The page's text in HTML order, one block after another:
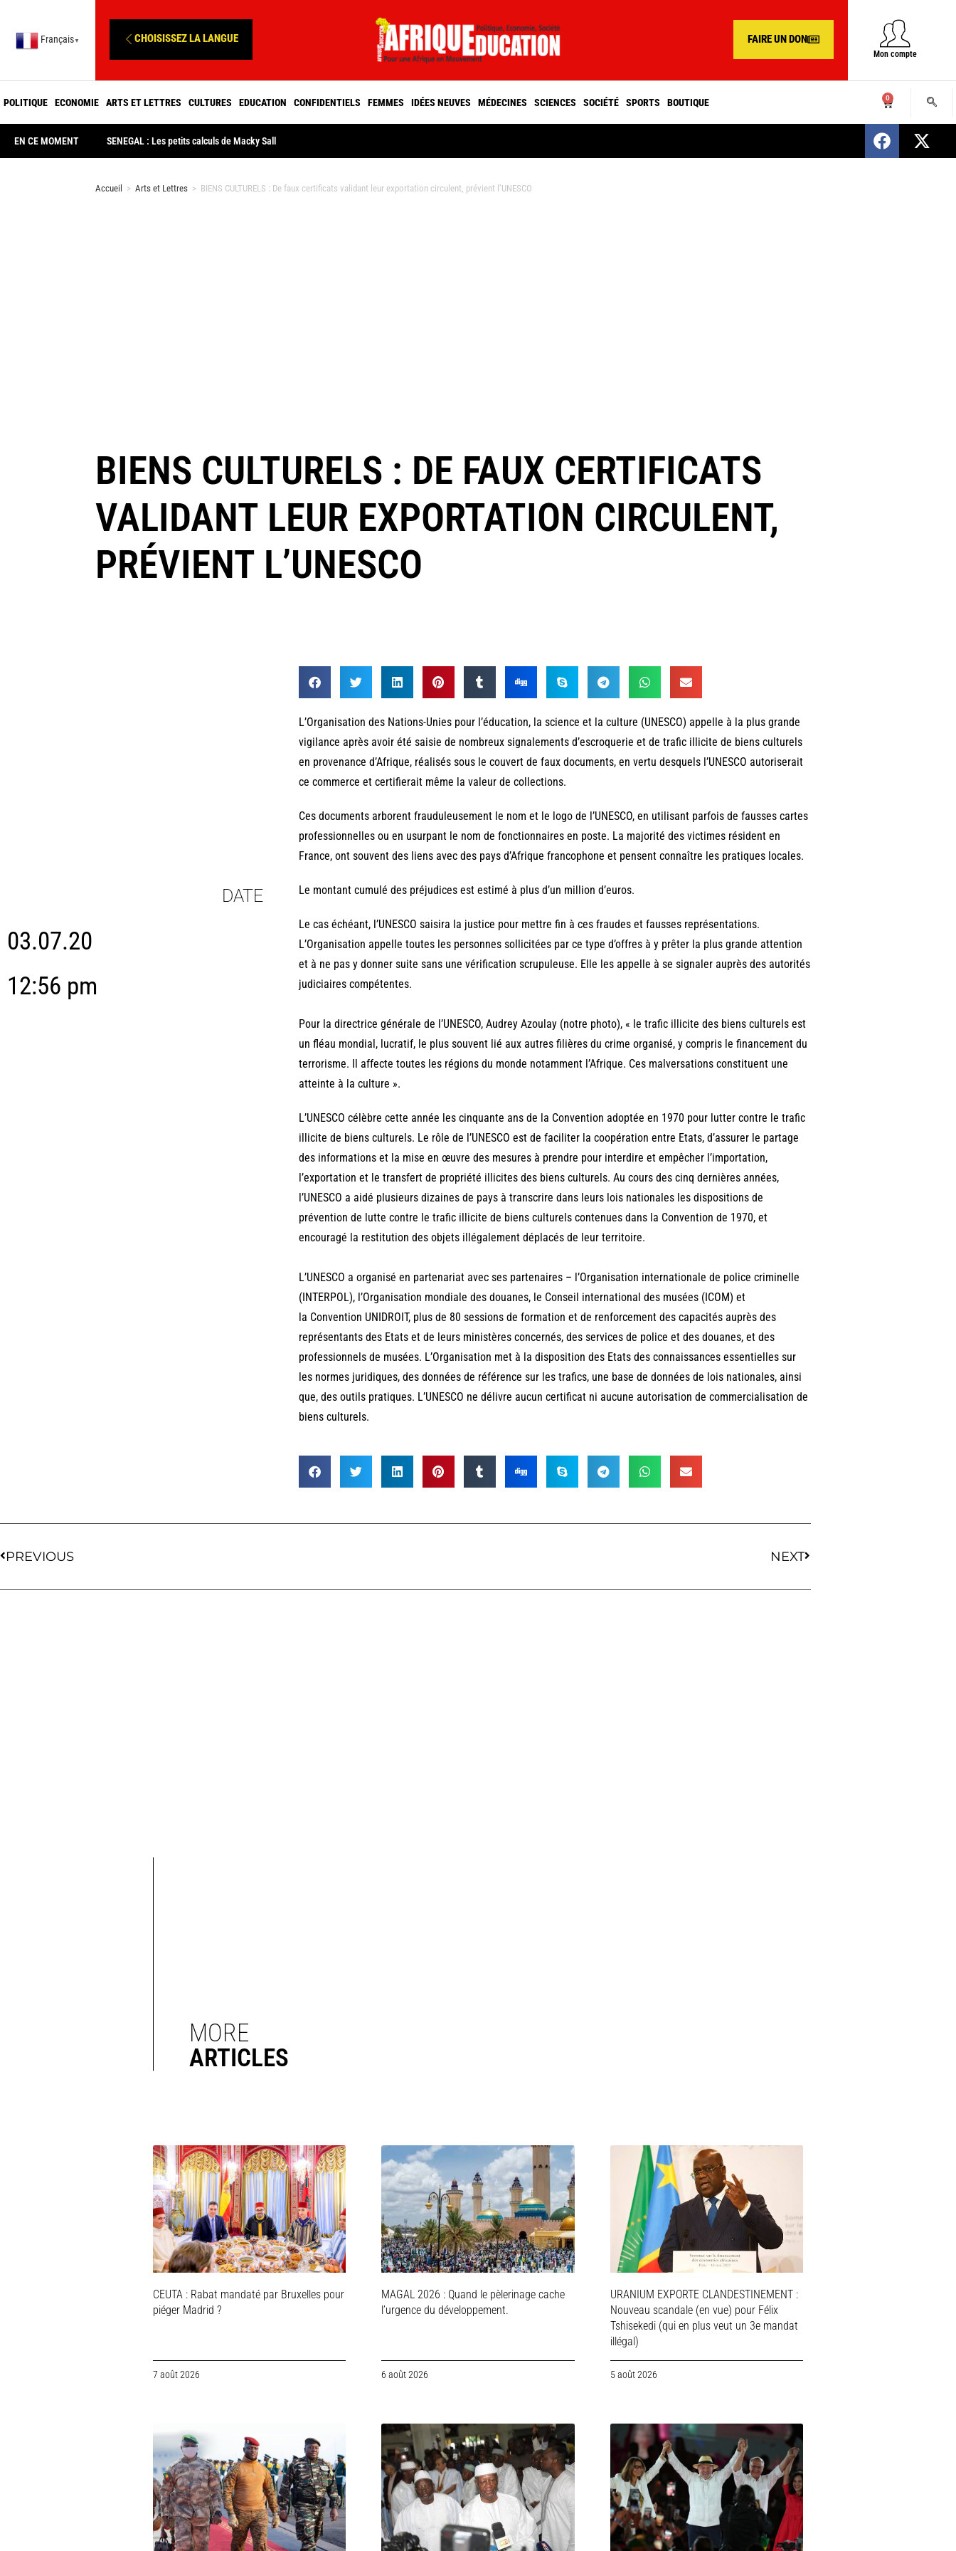
Français ▼ CHOISISSEZ LA LANGUE FAIRE UN DON
Mon compte
POLITIQUE ECONOMIE ARTS ET LETTRES CULTURES EDUCATION CONFIDENTIELS FEMMES IDÉES NEUVES MÉDECINES SCIENCES SOCIÉTÉ SPORTS BOUTIQUE 0
EN CE MOMENT SENEGAL : Les petits calculs de Macky Sall SENEGAL : Nomination d’un nouveau
Accueil > Arts et Lettres > BIENS CULTURELS : De faux certificats validant leur exportation circulent, prévient l’UNESCO
BIENS CULTURELS : DE FAUX CERTIFICATS
VALIDANT LEUR EXPORTATION CIRCULENT,
PRÉVIENT L’UNESCO
DATE
03.07.20
12:56 pm
L’Organisation des Nations-Unies pour l’éducation, la science et la culture (UNESCO) appelle à la plus grande
vigilance après avoir été saisie de nombreux signalements d’escroquerie et de trafic illicite de biens culturels
en provenance d’Afrique, réalisés sous le couvert de faux documents, en vertu desquels l’UNESCO autoriserait
ce commerce et certifierait même la valeur de collections.
Ces documents arborent frauduleusement le nom et le logo de l’UNESCO, en utilisant parfois de fausses cartes
professionnelles ou en usurpant le nom de fonctionnaires en poste. La majorité des victimes résident en
France, ont souvent des liens avec des pays d’Afrique francophone et pensent connaître les pratiques locales.
Le montant cumulé des préjudices est estimé à plus d’un million d’euros.
Le cas échéant, l’UNESCO saisira la justice pour mettre fin à ces fraudes et fausses représentations.
L’Organisation appelle toutes les personnes sollicitées par ce type d’offres à y prêter la plus grande attention
et à ne pas y donner suite sans une vérification scrupuleuse. Elle les appelle à se signaler auprès des autorités
judiciaires compétentes.
Pour la directrice générale de l’UNESCO, Audrey Azoulay (notre photo), « le trafic illicite des biens culturels est
un fléau mondial, lucratif, le plus souvent lié aux autres filières du crime organisé, y compris le financement du
terrorisme. Il affecte toutes les régions du monde notamment l’Afrique. Ces malversations constituent une
atteinte à la culture ».
L’UNESCO célèbre cette année les cinquante ans de la Convention adoptée en 1970 pour lutter contre le trafic
illicite de biens culturels. Le rôle de l’UNESCO est de faciliter la coopération entre Etats, d’assurer le partage
des informations et la mise en œuvre des mesures à prendre pour interdire et empêcher l’importation,
l’exportation et le transfert de propriété illicites des biens culturels. Au cours des cinq dernières années,
l’UNESCO a aidé plusieurs dizaines de pays à transcrire dans leurs lois nationales les dispositions de
prévention de lutte contre le trafic illicite de biens culturels contenues dans la Convention de 1970, et
encouragé la restitution des objets illégalement déplacés de leur territoire.
L’UNESCO a organisé en partenariat avec ses partenaires – l’Organisation internationale de police criminelle
(INTERPOL), l’Organisation mondiale des douanes, le Conseil international des musées (ICOM) et
la Convention UNIDROIT, plus de 80 sessions de formation et de renforcement des capacités auprès des
représentants des Etats et de leurs ministères concernés, des services de police et des douanes, et des
professionnels de musées. L’Organisation met à la disposition des Etats des connaissances essentielles sur
les normes juridiques, des données de référence sur les trafics, une base de données de lois nationales, ainsi
que, des outils pratiques. L’UNESCO ne délivre aucun certificat ni aucune autorisation de commercialisation de
biens culturels.
PREVIOUS NEXT
MORE
ARTICLES
CEUTA : Rabat mandaté par Bruxelles pour
piéger Madrid ?
7 août 2026
MAGAL 2026 : Quand le pèlerinage cache
l’urgence du développement.
6 août 2026
URANIUM EXPORTE CLANDESTINEMENT :
Nouveau scandale (en vue) pour Félix
Tshisekedi (qui en plus veut un 3e mandat
illégal)
5 août 2026